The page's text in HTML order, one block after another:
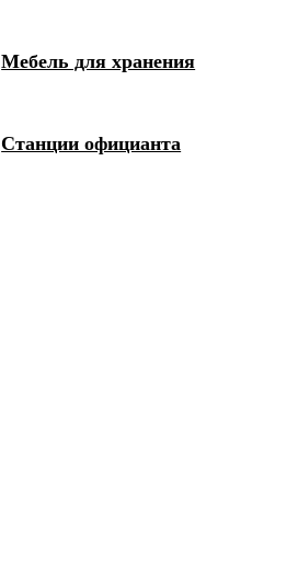
Мебель для хранения
Станции официанта